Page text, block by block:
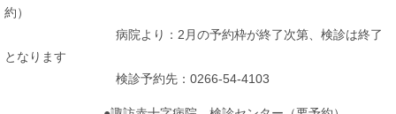
約）
病院より：2月の予約枠が終了次第、検診は終了
となります
検診予約先：0266-54-4103